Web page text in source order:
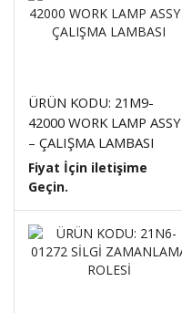
ÜRÜN KODU: 21M9-
42000 WORK LAMP ASSY
– ÇALIŞMA LAMBASI
Fiyat İçin iletişime
Geçin.